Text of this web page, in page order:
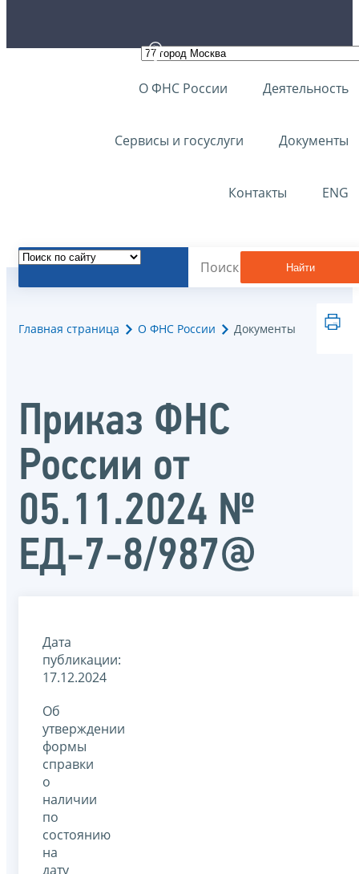
О ФНС России Деятельность
Сервисы и госуслуги Документы
Контакты ENG
Найти
Главная страница О ФНС России Документы
Приказ ФНС
России от
05.11.2024 №
ЕД-7-8/987@
Дата
публикации:
17.12.2024
Об
утверждении
формы
справки
о
наличии
по
состоянию
на
дату